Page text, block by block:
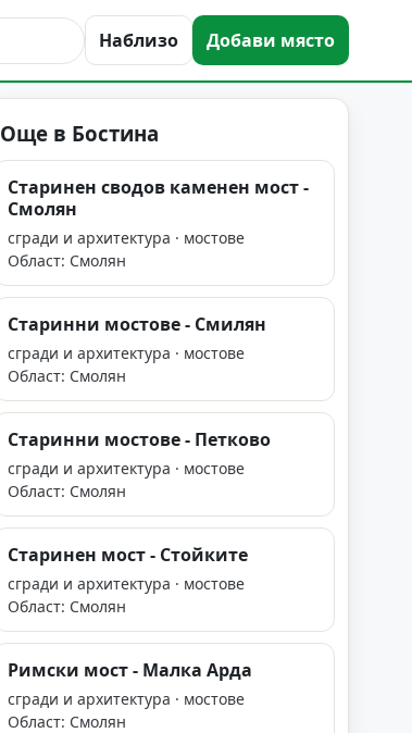
Наблизо Добави място
Още в Бостина
Старинен сводов каменен мост -
Смолян
сгради и архитектура · мостове
Област: Смолян
Старинни мостове - Смилян
сгради и архитектура · мостове
Област: Смолян
Старинни мостове - Петково
сгради и архитектура · мостове
Област: Смолян
Старинен мост - Стойките
сгради и архитектура · мостове
Област: Смолян
Римски мост - Малка Арда
сгради и архитектура · мостове
Област: Смолян